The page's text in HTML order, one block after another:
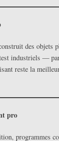
des objets
industriels —
reste la
pro
programmes